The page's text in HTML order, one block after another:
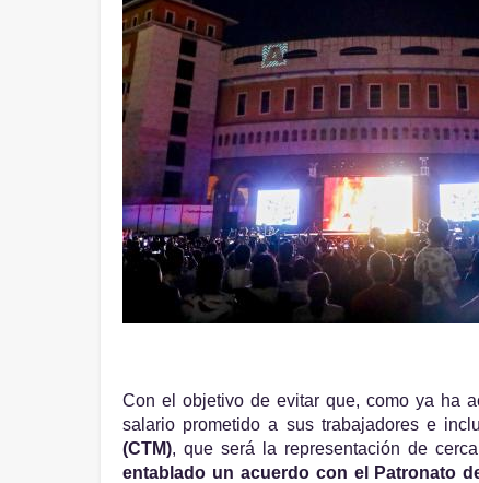
Con el objetivo de evitar que, como ya ha
salario prometido a sus trabajadores e
(CTM), que será la representación de
entablado un acuerdo con el Patronato